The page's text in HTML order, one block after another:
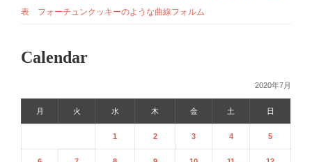
表 フォーチュンクッキーのような曲線フォルム
Calendar
2020年7月
月 火 水 木 金 土 日
1 2 3 4 5